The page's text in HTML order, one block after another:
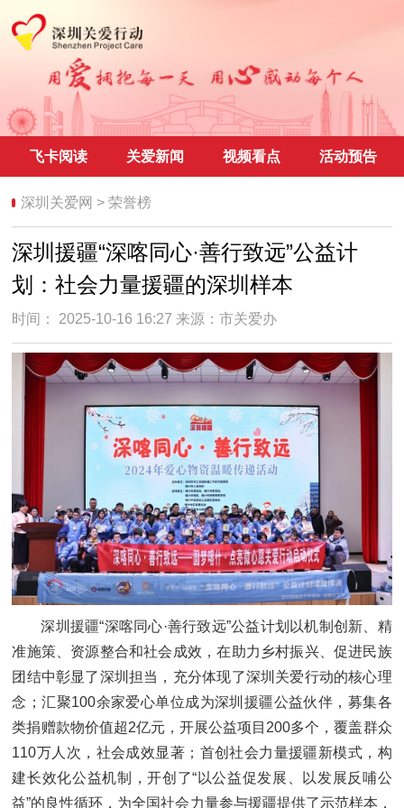
飞卡阅读 关爱新闻 视频看点 活动预告
深圳关爱网 >荣誉榜
深圳援疆“深喀同心·善行致远”公益计
划：社会力量援疆的深圳样本
时间： 2025-10-16 16:27 来源：市关爱办
深圳援疆“深喀同心·善行致远”公益计划以机制创新、精
准施策、资源整合和社会成效，在助力乡村振兴、促进民族
团结中彰显了深圳担当，充分体现了深圳关爱行动的核心理
念；汇聚100余家爱心单位成为深圳援疆公益伙伴，募集各
类捐赠款物价值超2亿元，开展公益项目200多个，覆盖群众
110万人次，社会成效显著；首创社会力量援疆新模式，构
建长效化公益机制，开创了“以公益促发展、以发展反哺公
益”的良性循环，为全国社会力量参与援疆提供了示范样本，